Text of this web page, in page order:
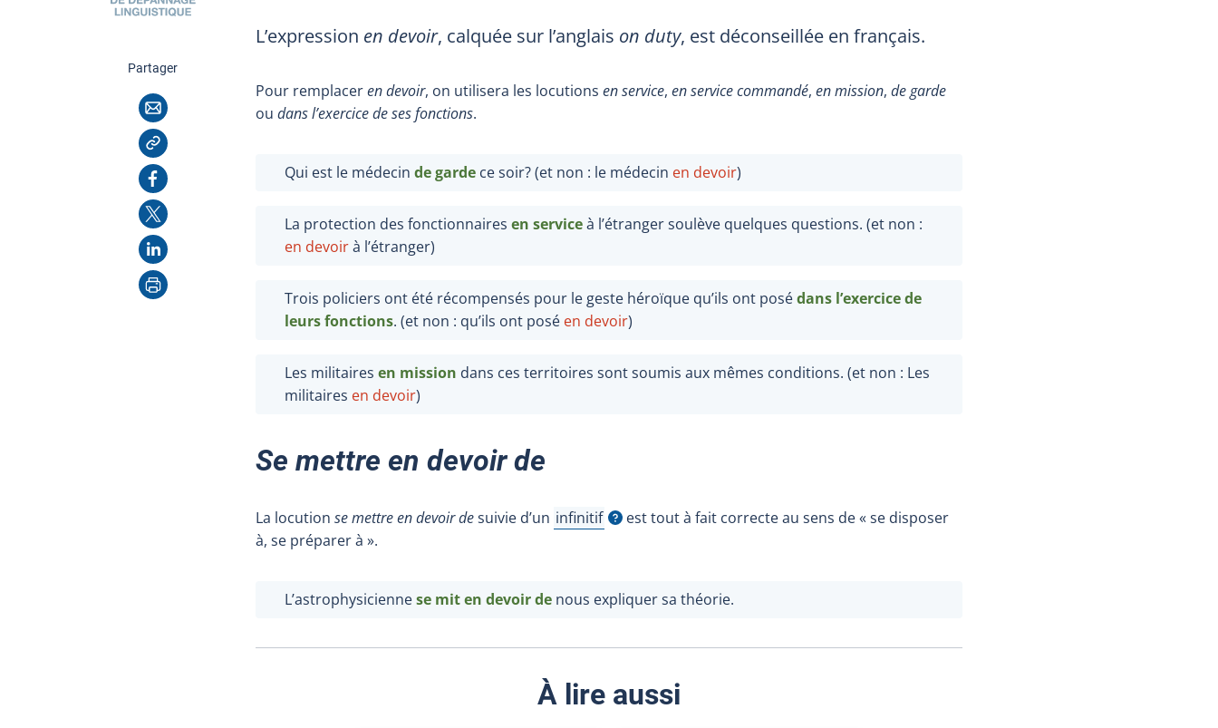
Partagercette page
Courriel
Copier l'adresse
Facebook
X
LinkedIn
Imprimer
L’expression en devoir, calquée sur l’anglais on duty, est déconseillée en français.
Pour remplaceren devoir, on utilisera les locutions en service, en service commandé, en mission, de garde
ou dans l’exercice de ses fonctions.
Qui est le médecin de garde ce soir? (et non : le médecin en devoir)
La protection des fonctionnaires en serviceà l’étranger soulève quelques questions. (et non :
en devoirà l’étranger)
Trois policiers ont été récompensés pour le geste héroïque qu’ils ont posédans l’exercice de
leurs fonctions. (et non : qu’ils ont posé en devoir)
Les militaires en mission dans ces territoires sont soumis aux mêmes conditions. (et non : Les
militaires en devoir)
Se mettre en devoir de
La locution se mettre en devoir desuivie d’un infinitif
Afficher l'infobulleest tout à fait correcte au sens de «se disposer
à, se préparer à ».
L’astrophysiciennese mit en devoir de nous expliquer sa théorie.
À lire aussi